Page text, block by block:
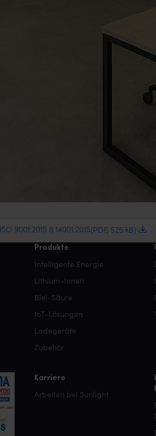
ISO 9001:2015 & 14001:2015(PDF, 525 kB)
Produkte
Intelligente Energie
Lithium-Ionen
Blei-Säure
IoT-Lösungen
Ladegeräte
Zubehör
Karriere
Arbeiten bei Sunlight